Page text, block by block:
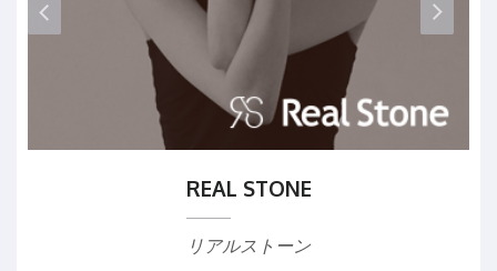
REAL STONE
リアルストーン
身にまとうもの、目にうつる情報がポジティブ
にさせてくれ心身ともにアシストしてくれるな
らそのプロセスを楽しむことができる
やがて健康的なカラダを手に入れ自分のペース
を見つけ出しココロに余裕が生まれる
Real Stoneが生み出すモノはあなたのキレイを
http://www.realstone.jp/